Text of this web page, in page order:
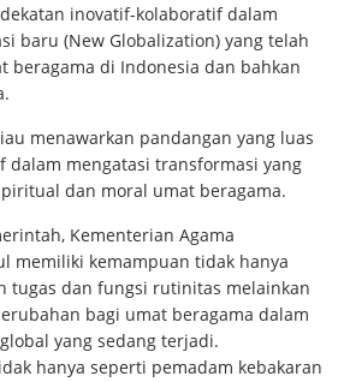
inovatif-kolaboratif dalam
baru (New Globalization) yang telah
beragama di Indonesia dan bahkan
menawarkan pandangan yang luas
dalam mengatasi transformasi yang
dan moral umat beragama.
Kementerian Agama
memiliki kemampuan tidak hanya
tugas dan fungsi rutinitas melainkan
bagi umat beragama dalam
yang sedang terjadi.
hanya seperti pemadam kebakaran